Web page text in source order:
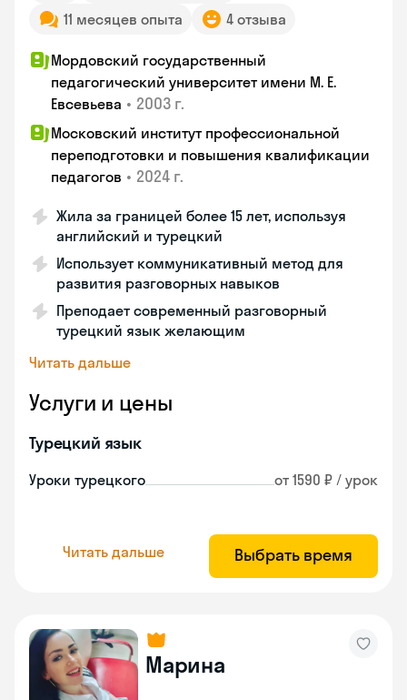
11 месяцев опыта
4 отзыва
Мордовский государственный
педагогический университет имени М. Е.
Евсевьева • 2003 г.
Московский институт профессиональной
переподготовки и повышения квалификации
педагогов • 2024 г.
Жила за границей более 15 лет, используя
английский и турецкий
Использует коммуникативный метод для
развития разговорных навыков
Преподает современный разговорный
турецкий язык желающим
Читать дальше
Услуги и цены
Турецкий язык
Уроки турецкого от 1590 ₽ / урок
Читать дальше Выбрать время
Марина